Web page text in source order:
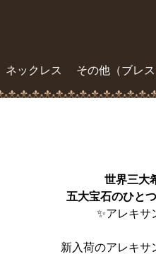
ネックレス その他（ブレ
世界三大
五大宝石のひとつ
✨アレキサ
新入荷のアレキサ